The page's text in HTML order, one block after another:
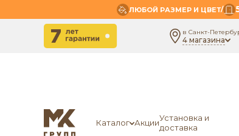
ЛЮБОЙ РАЗМЕР И ЦВЕТ/
в Санкт-
4 магазина
Каталог АкцииУстановка и
доставка
Главная